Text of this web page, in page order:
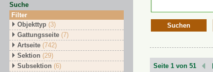
Suche
Filter
Objekttyp (3)
Gattungsseite (7)
Artseite (742)
Sektion (29)
Subsektion (6)
Suchen
Seite 1 von 51